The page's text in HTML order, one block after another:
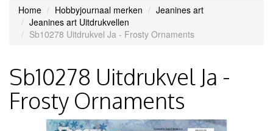
Home Hobbyjournaal merken
Jeanines art
Jeanines art Uitdrukvellen
Sb10278 Uitdrukvel Ja - Frosty Ornaments
Sb10278 Uitdrukvel Ja -
Frosty Ornaments